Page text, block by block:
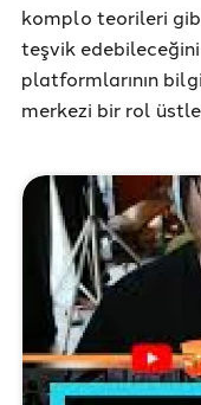
komplo teorileri
teşvik
platformlarının
merkezi bir rol